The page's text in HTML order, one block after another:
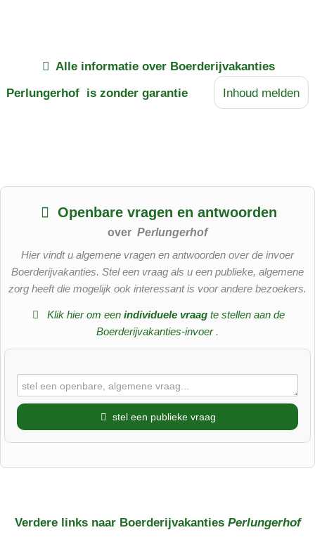
Alle informatie over Boerderijvakanties
Perlungerhof is zonder garantie Inhoud melden
Openbare vragen en antwoorden
over Perlungerhof
Hier vindt u algemene vragen en antwoorden over de invoer
Boerderijvakanties. Stel een vraag als u een publieke, algemene
zorg heeft die mogelijk ook interessant is voor andere bezoekers.
Klik hier om een ​​individuele vraagte stellen aan de
Boerderijvakanties-invoer .
stel een publieke vraag
Verdere links naar Boerderijvakanties Perlungerhof